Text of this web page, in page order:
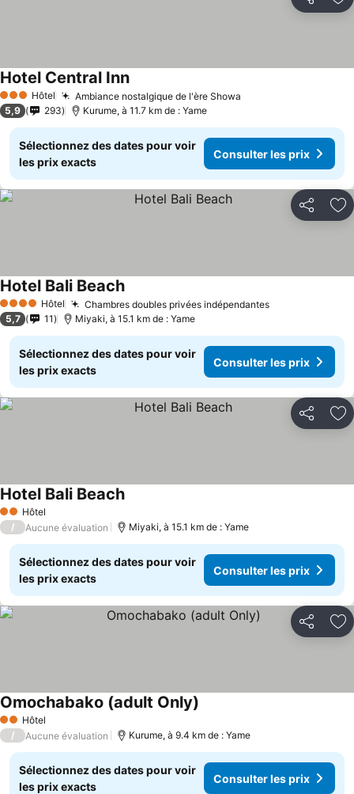
Partager
3 ÉtoilesHôtel Ambiance nostalgique de l'ère Showa
Hotel Central InnConsulter les prix
5,9 293 Kurume, à 11.7 km de : Yame
Sélectionnez des dates pour voir
les prix exacts
Consulter les prix
Partager
4 Étoiles Hôtel Chambres doubles privées indépendantesConsulter les
Hotel Bali BeachConsulter les prix
5,7 11 Miyaki, à 15.1 km de : Yame
Sélectionnez des dates pour voir
les prix exacts
Consulter les prix
Partager
2 Étoiles
Hôtel
Hotel Bali BeachConsulter les prix
/ Aucune évaluation Miyaki, à 15.1 km de : Yame
Sélectionnez des dates pour voir
les prix exacts
Consulter les prix
Partager
2 Étoiles
Hôtel
Omochabako (adult Only)
/ Aucune évaluation Kurume, à 9.4 km de : Yame
Sélectionnez des dates pour voir
les prix exacts
Consulter les prix